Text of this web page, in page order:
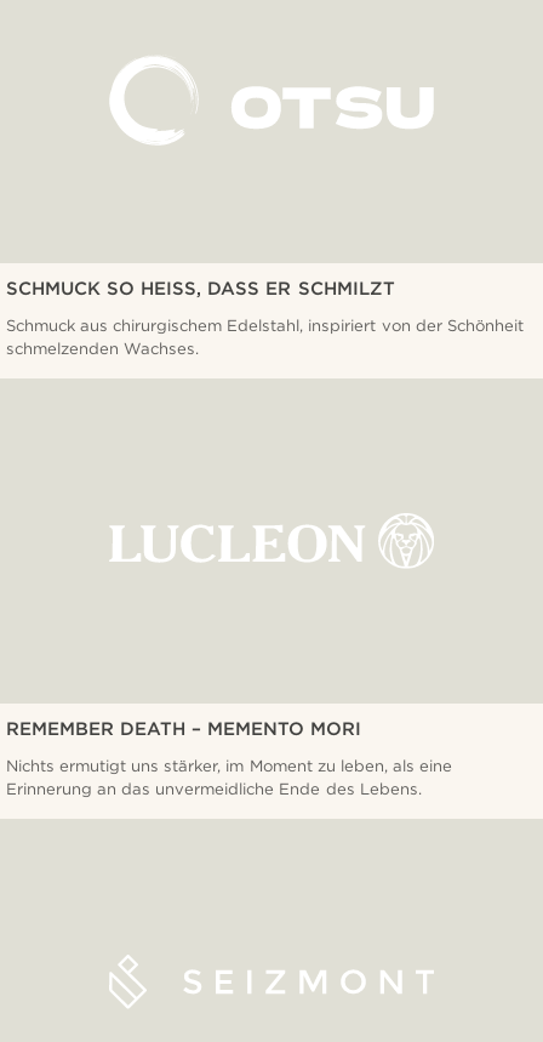
SCHMUCK SO HEISS, DASS ER SCHMILZT
Schmuck aus chirurgischem Edelstahl, inspiriert von der Schönheit
schmelzenden Wachses.
REMEMBER DEATH – MEMENTO MORI
Nichts ermutigt uns stärker, im Moment zu leben, als eine
Erinnerung an das unvermeidliche Ende des Lebens.